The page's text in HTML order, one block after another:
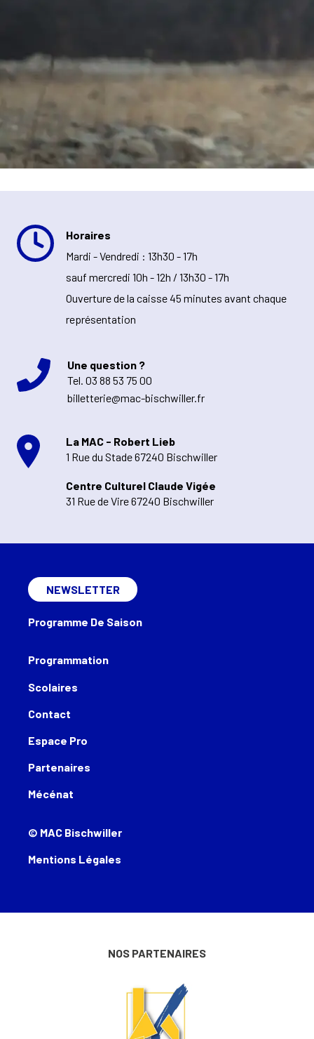
Horaires
Mardi - Vendredi : 13h30 - 17h
sauf mercredi 10h - 12h / 13h30 - 17h
Ouverture de la caisse 45 minutes avant chaque
représentation
Une question ?
Tel. 03 88 53 75 00
billetterie@mac-bischwiller.fr
La MAC - Robert Lieb
1 Rue du Stade 67240 Bischwiller
Centre Culturel Claude Vigée
31 Rue de Vire 67240 Bischwiller
Programmation
Scolaires
Contact
Espace Pro
Partenaires
Mécénat
NEWSLETTER
Programme De Saison
© MAC Bischwiller
Mentions Légales
NOS PARTENAIRES